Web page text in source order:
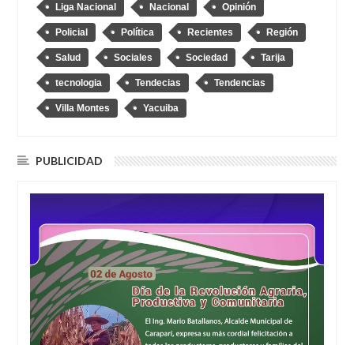
Liga Nacional Nacional Opinión
Policial Política Recientes Región
Salud Sociales Sociedad Tarija
tecnologia Tendecias Tendencias
Villa Montes Yacuiba
PUBLICIDAD